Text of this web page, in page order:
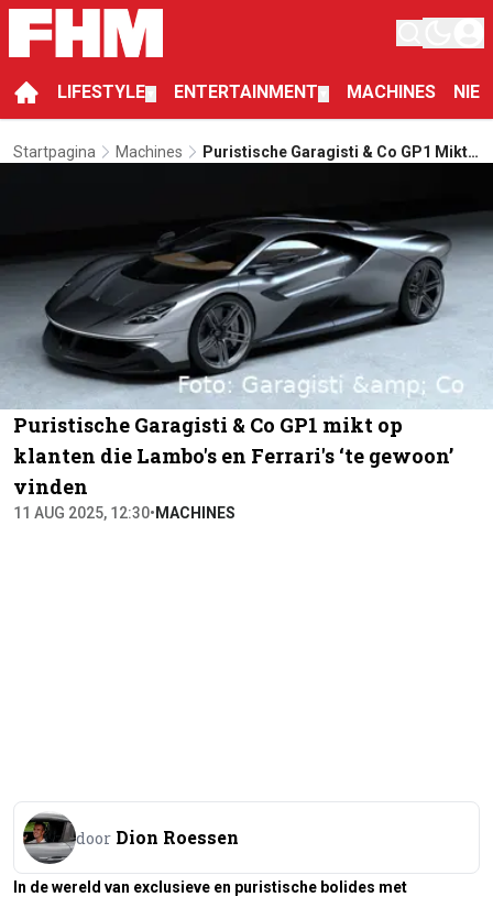
LIFESTYLE ENTERTAINMENT MACHINES
Startpagina Machines
Puristische Garagisti & Co GP1 Mikt
Puristische Garagisti & Co GP1 mikt op
klanten die Lambo's en Ferrari's ‘te gewoon’
vinden
11 AUG 2025, 12:30• MACHINES
door Dion Roessen
In de wereld van exclusieve en puristische bolides met